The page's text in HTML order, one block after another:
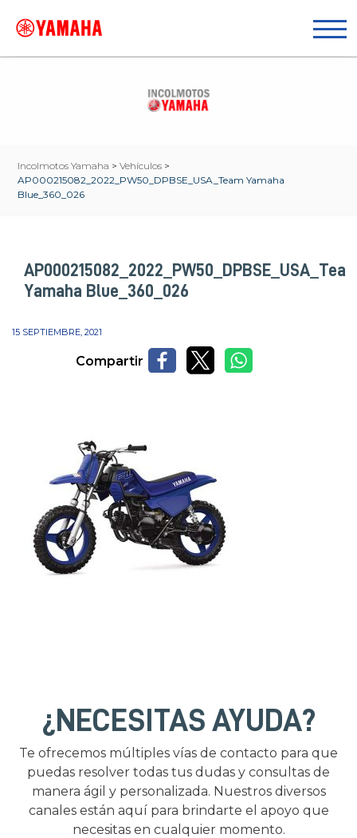
Incolmotos Yamaha > Vehículos >
AP000215082_2022_PW50_DPBSE_USA_Team Yamaha
Blue_360_026
Yamaha Blue_360_026
15 SEPTIEMBRE, 2021
Compartir
¿NECESITAS AYUDA?
Te ofrecemos múltiples vías de contacto para que
puedas resolver todas tus dudas y consultas de
manera ágil y personalizada. Nuestros diversos
canales están aquí para brindarte el apoyo que
necesitas en cualquier momento.